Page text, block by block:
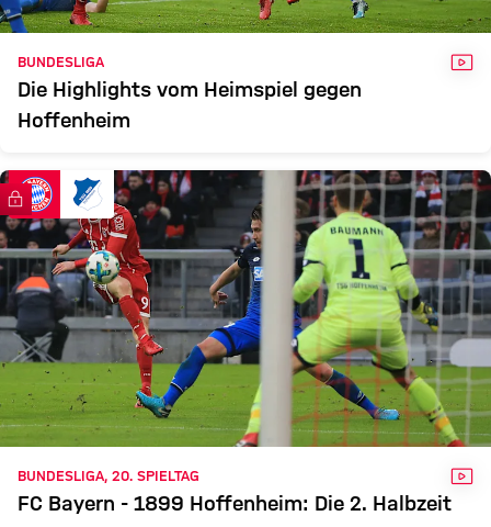
BUNDESLIGA
Die Highlights vom Heimspiel gegen
Hoffenheim
FC Bayern TV PLUS
BUNDESLIGA, 20. SPIELTAG
FC Bayern - 1899 Hoffenheim: Die 2. Halbzeit